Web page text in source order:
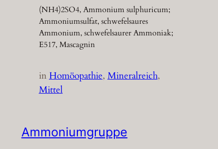
(NH4)2SO4, Ammonium sulphuricum;
Ammoniumsulfat, schwefelsaures
Ammonium, schwefelsaurer Ammoniak;
E517, Mascagnin
inHomöopathie, Mineralreich
Mittel
Ammoniumgruppe